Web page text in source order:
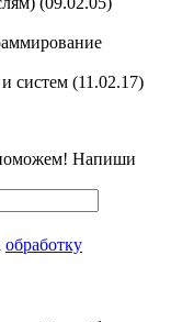
систем (11.02.17)
Напиши
обработку